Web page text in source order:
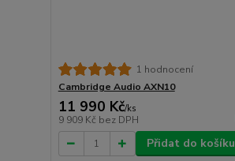
1 hodnocení
Cambridge Audio AXN10
11 990 Kč/ks
9 909 Kč bez DPH
Přidat do košíku